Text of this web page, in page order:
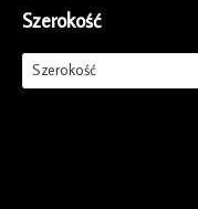
Szerokość
Szerokość